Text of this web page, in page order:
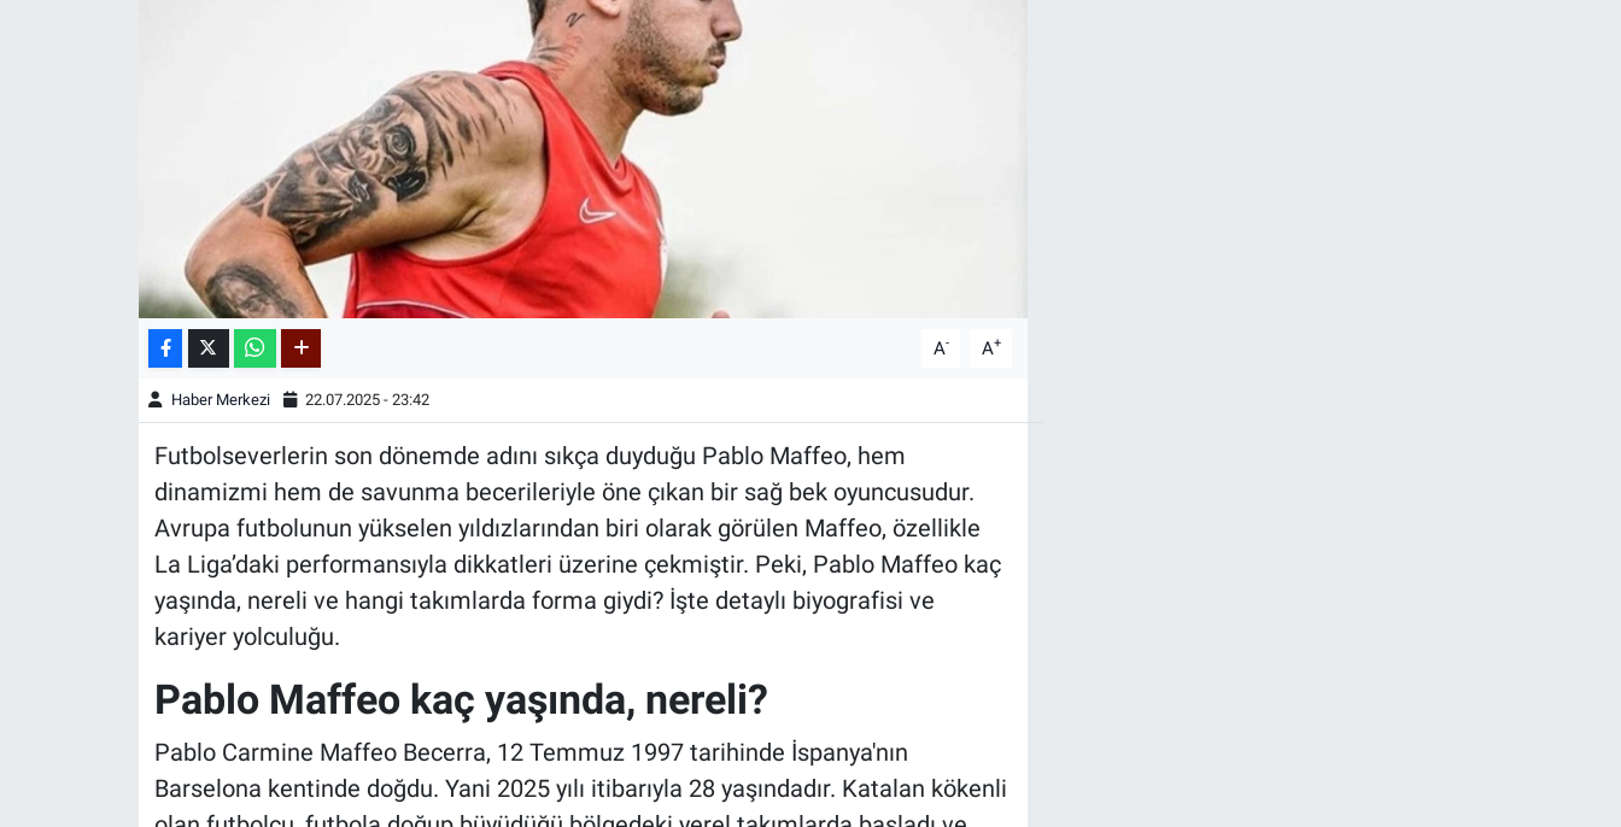
A- A+
Haber Merkezi 22.07.2025 - 23:42
Futbolseverlerin son dönemde adını sıkça duyduğu Pablo Maffeo, hem
dinamizmi hem de savunma becerileriyle öne çıkan bir sağ bek oyuncusudur.
Avrupa futbolunun yükselen yıldızlarından biri olarak görülen Maffeo, özellikle
La Liga’daki performansıyla dikkatleri üzerine çekmiştir. Peki, Pablo Maffeo kaç
yaşında, nereli ve hangi takımlarda forma giydi? İşte detaylı biyografisi ve
kariyer yolculuğu.
Pablo Maffeo kaç yaşında, nereli?
Pablo Carmine Maffeo Becerra, 12 Temmuz 1997 tarihinde İspanya'nın
Barselona kentinde doğdu. Yani 2025 yılı itibarıyla 28 yaşındadır. Katalan kökenli